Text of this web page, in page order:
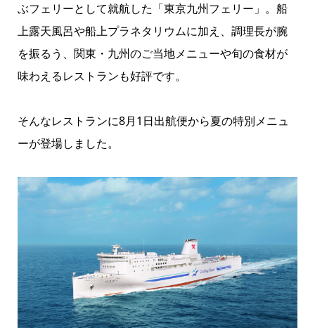
ぶフェリーとして就航した「東京九州フェリー」。船
上露天風呂や船上プラネタリウムに加え、調理長が腕
を振るう、関東・九州のご当地メニューや旬の食材が
味わえるレストランも好評です。
そんなレストランに8月1日出航便から夏の特別メニュ
ーが登場しました。